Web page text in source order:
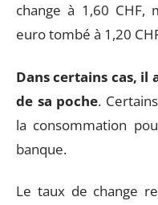
change à 1,60 CHF,
euro tombé à 1,20
Dans certains cas,
de sa poche.
la consommation
banque.
Le taux de change